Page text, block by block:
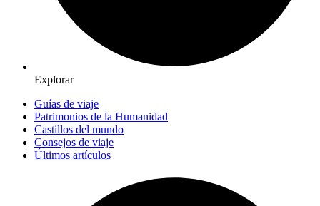
Explorar
Guías de viaje
Patrimonios de la Humanidad
Castillos del mundo
Consejos de viaje
Últimos artículos